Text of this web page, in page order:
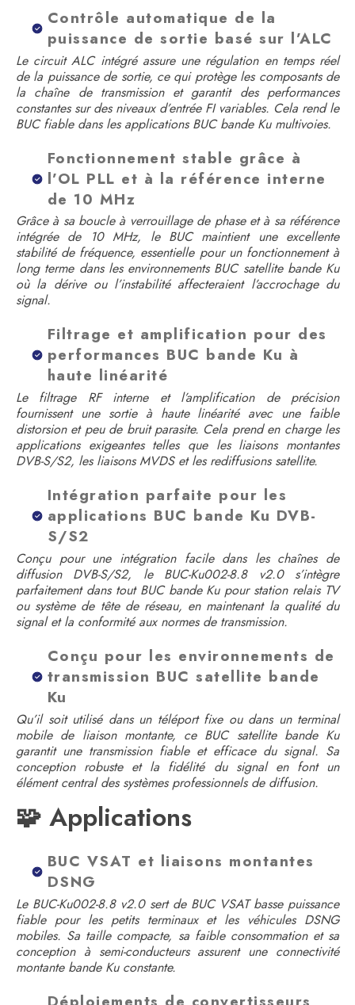
Contrôle automatique de la
puissance de sortie basé sur l’ALC
Le circuit ALC intégré assure une régulation en temps réel
de la puissance de sortie, ce qui protège les composants de
la chaîne de transmission et garantit des performances
constantes sur des niveaux d’entrée FI variables. Cela rend le
BUC fiable dans les applications BUC bande Ku multivoies.
Fonctionnement stable grâce à
l’OL PLL et à la référence interne
de 10 MHz
Grâce à sa boucle à verrouillage de phase et à sa référence
intégrée de 10 MHz, le BUC maintient une excellente
stabilité de fréquence, essentielle pour un fonctionnement à
long terme dans les environnements BUC satellite bande Ku
où la dérive ou l’instabilité affecteraient l’accrochage du
signal.
Filtrage et amplification pour des
performances BUC bande Ku à
haute linéarité
Le filtrage RF interne et l’amplification de précision
fournissent une sortie à haute linéarité avec une faible
distorsion et peu de bruit parasite. Cela prend en charge les
applications exigeantes telles que les liaisons montantes
DVB-S/S2, les liaisons MVDS et les rediffusions satellite.
Intégration parfaite pour les
applications BUC bande Ku DVB-
S/S2
Conçu pour une intégration facile dans les chaînes de
diffusion DVB-S/S2, le BUC-Ku002-8.8 v2.0 s’intègre
parfaitement dans tout BUC bande Ku pour station relais TV
ou système de tête de réseau, en maintenant la qualité du
signal et la conformité aux normes de transmission.
Conçu pour les environnements de
transmission BUC satellite bande
Ku
Qu’il soit utilisé dans un téléport fixe ou dans un terminal
mobile de liaison montante, ce BUC satellite bande Ku
garantit une transmission fiable et efficace du signal. Sa
conception robuste et la fidélité du signal en font un
élément central des systèmes professionnels de diffusion.
🧩 Applications
BUC VSAT et liaisons montantes
DSNG
Le BUC-Ku002-8.8 v2.0 sert de BUC VSAT basse puissance
fiable pour les petits terminaux et les véhicules DSNG
mobiles. Sa taille compacte, sa faible consommation et sa
conception à semi-conducteurs assurent une connectivité
montante bande Ku constante.